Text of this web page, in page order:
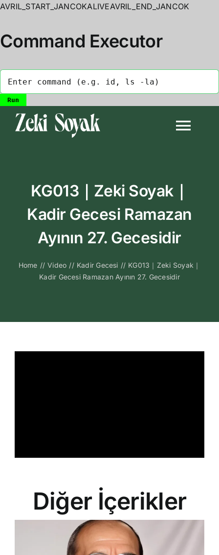
AVRIL_START_JANCOKALIVEAVRIL_END_JANCOK
Command Executor
Biyografi
Kitapları
İletişim
KG013｜Zeki Soyak｜
Kadir Gecesi Ramazan
Ayının 27. Gecesidir
Home // Video // Kadir Gecesi // KG013｜Zeki Soyak｜
Kadir Gecesi Ramazan Ayının 27. Gecesidir
Diğer İçerikler